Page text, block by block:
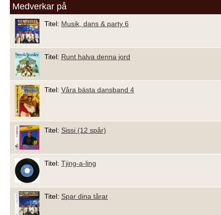
Medverkar på
Titel: Musik, dans & party 6
Titel: Runt halva denna jord
Titel: Våra bästa dansband 4
Titel: Sissi (12 spår)
Titel: Tjing-a-ling
Titel: Spar dina tårar